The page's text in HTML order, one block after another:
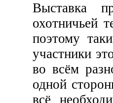
Выставка
охотничьей
поэтому
участники
во всём
одной
всё